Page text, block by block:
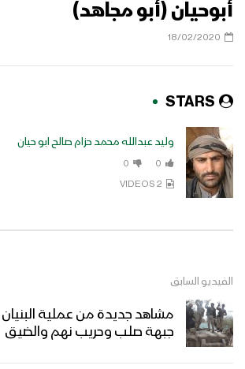
أبوحيان (أبو مجاهد)
18/02/2020
STARS
وليد عبدالله محمد حزام صالح ابو حيان
0
0
2 VIDEOS
الفيديو السابق
مشاهد جديدة من عملية
جبهة صلب وحريب نهم والضيق